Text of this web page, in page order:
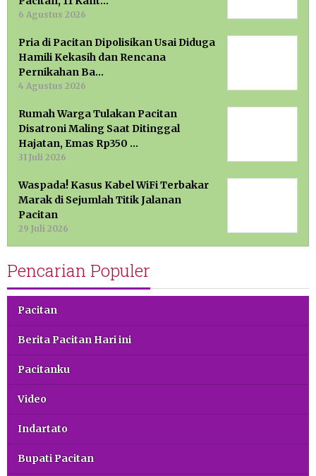
6 Agustus 2026
Pria di Pacitan Dipolisikan Usai Diduga
Hamili Kekasih dan Rencana
Pernikahan Ba…
4 Agustus 2026
Rumah Warga Tulakan Pacitan
Disatroni Maling Saat Ditinggal
Hajatan, Emas Rp350 …
31 Juli 2026
Waspada! Kasus Kabel WiFi Terbakar
Marak di Sejumlah Titik Jalanan
Pacitan
29 Juli 2026
Pencarian Populer
Pacitan
Berita Pacitan Hari ini
Pacitanku
Video
Indartato
Bupati Pacitan